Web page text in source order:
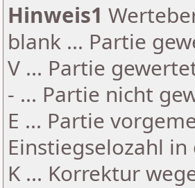
Hinweis1
blank ... Partie
V ... Partie
- ... Partie nicht
E ... Partie
Einstiegselozahl
K ... Korrektur